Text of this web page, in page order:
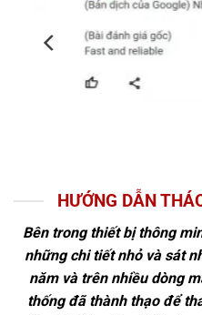
HƯỚNG DẪN
Bên trong thiết bị thông
những chi tiết nhỏ và sát
năm và trên nhiều dòng
thống đã thành thạo để